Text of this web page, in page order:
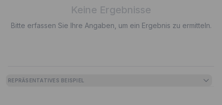
Keine Ergebnisse
Bitte erfassen Sie Ihre Angaben, um ein Ergebnis zu ermitteln.
REPRÄSENTATIVES BEISPIEL